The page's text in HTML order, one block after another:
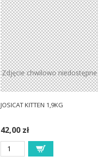
Zdjęcie chwilowo niedostępne
JOSICAT KITTEN 1,9KG
42,00 zł